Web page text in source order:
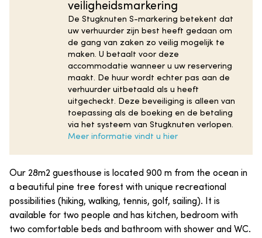
veiligheidsmarkering
De Stugknuten S-markering betekent dat
uw verhuurder zijn best heeft gedaan om
de gang van zaken zo veilig mogelijk te
maken. U betaalt voor deze
accommodatie wanneer u uw reservering
maakt. De huur wordt echter pas aan de
verhuurder uitbetaald als u heeft
uitgecheckt. Deze beveiliging is alleen van
toepassing als de boeking en de betaling
via het systeem van Stugknuten verlopen.
Meer informatie vindt u hier
Our 28m2 guesthouse is located 900 m from the ocean in
a beautiful pine tree forest with unique recreational
possibilities (hiking, walking, tennis, golf, sailing). It is
available for two people and has kitchen, bedroom with
two comfortable beds and bathroom with shower and WC.